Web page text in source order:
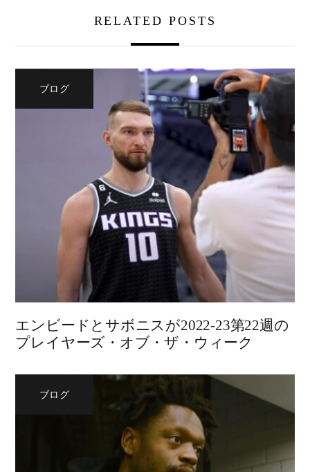
RELATED POSTS
ブログ
エンビードとサボニスが2022-23第22週の
プレイヤーズ・オブ・ザ・ウィーク
ブログ